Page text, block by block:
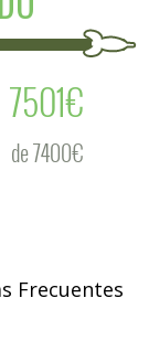
7501€
de 7400€
Frecuentes